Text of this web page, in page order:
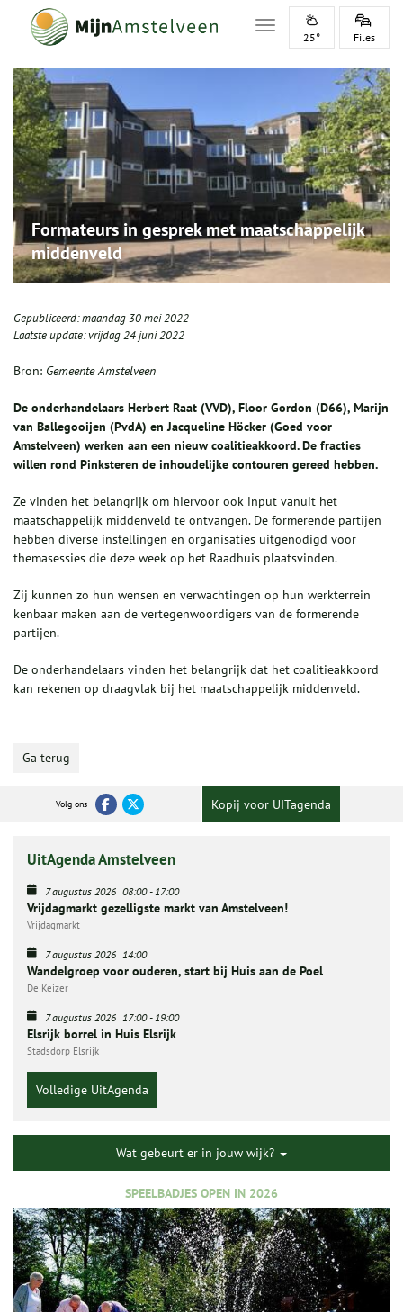
Toggle navigation
25° Files
Formateurs in gesprek met maatschappelijk
middenveld
Gepubliceerd:maandag 30 mei 2022
Laatste update:vrijdag 24 juni 2022
Bron: Gemeente Amstelveen
De onderhandelaars Herbert Raat (VVD), Floor Gordon (D66), Marijn
van Ballegooijen (PvdA) en Jacqueline Höcker (Goed voor
Amstelveen) werken aan een nieuw coalitieakkoord. De fracties
willen rond Pinksteren de inhoudelijke contouren gereed hebben.
Ze vinden het belangrijk om hiervoor ook input vanuit het
maatschappelijk middenveld te ontvangen. De formerende partijen
hebben diverse instellingen en organisaties uitgenodigd voor
themasessies die deze week op het Raadhuis plaatsvinden.
Zij kunnen zo hun wensen en verwachtingen op hun werkterrein
kenbaar maken aan de vertegenwoordigers van de formerende
partijen.
De onderhandelaars vinden het belangrijk dat het coalitieakkoord
kan rekenen op draagvlak bij het maatschappelijk middenveld.
Ga terug
Volg ons Kopij voor UITagenda
UitAgenda Amstelveen
7 augustus 2026 08:00-17:00
Vrijdagmarkt gezelligste markt van Amstelveen!
Vrijdagmarkt
7 augustus 2026 14:00
Wandelgroep voor ouderen, start bij Huis aan de Poel
De Keizer
7 augustus 2026 17:00-19:00
Elsrijk borrel in Huis Elsrijk
Stadsdorp Elsrijk
Volledige UitAgenda
Wat gebeurt er in jouw wijk?
SPEELBADJES OPEN IN 2026